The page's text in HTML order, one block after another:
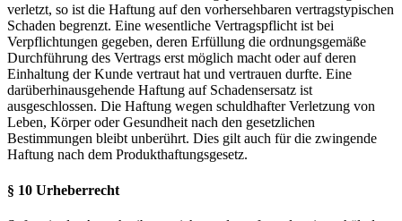
verletzt, so ist die Haftung auf den vorhersehbaren vertragstypischen
Schaden begrenzt. Eine wesentliche Vertragspflicht ist bei
Verpflichtungen gegeben, deren Erfüllung die ordnungsgemäße
Durchführung des Vertrags erst möglich macht oder auf deren
Einhaltung der Kunde vertraut hat und vertrauen durfte. Eine
darüberhinausgehende Haftung auf Schadensersatz ist
ausgeschlossen. Die Haftung wegen schuldhafter Verletzung von
Leben, Körper oder Gesundheit nach den gesetzlichen
Bestimmungen bleibt unberührt. Dies gilt auch für die zwingende
Haftung nach dem Produkthaftungsgesetz.
§ 10 Urheberrecht